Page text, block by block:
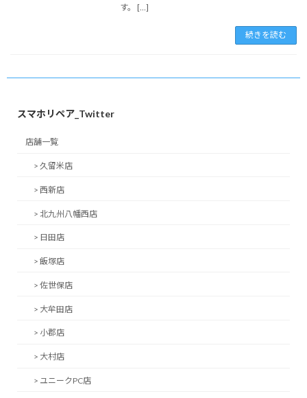
す。 […]
続きを読む
スマホリペア_Twitter
店舗一覧
> 久留米店
> 西新店
> 北九州八幡西店
> 日田店
> 飯塚店
> 佐世保店
> 大牟田店
> 小郡店
> 大村店
> ユニークPC店